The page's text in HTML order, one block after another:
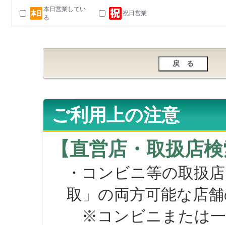
本日営業してい
る
祝日営業
ご利用上の注意
【直営店・取扱店
・コンビニ等の取扱
取」の両方可能な店
※コンビニまたは一